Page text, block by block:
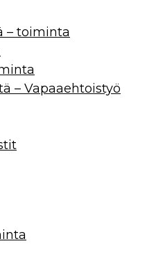
– toiminta
– Vapaaehtoistyö